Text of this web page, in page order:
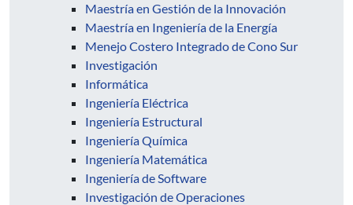
Maestría en Gestión de la Innovación
Maestría en Ingeniería de la Energía
Menejo Costero Integrado de Cono Sur
Investigación
Informática
Ingeniería Eléctrica
Ingeniería Estructural
Ingeniería Química
Ingeniería Matemática
Ingeniería de Software
Investigación de Operaciones